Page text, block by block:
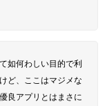
如何わしい目的で利
ど、ここはマジメな
良アプリとはまさに